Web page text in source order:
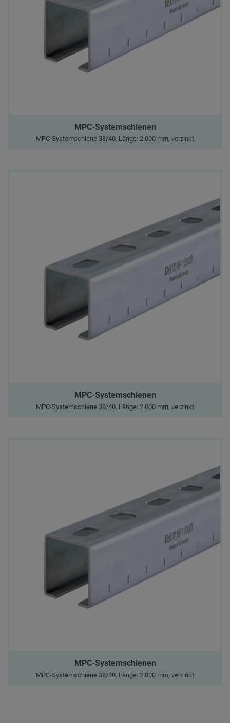
MPC-Systemschienen
MPC-Systemschiene 38/40, Länge: 2.000 mm, verzinkt
MPC-Systemschienen
MPC-Systemschiene 38/40, Länge: 2.000 mm, verzinkt
MPC-Systemschienen
MPC-Systemschiene 38/40, Länge: 2.000 mm, verzinkt